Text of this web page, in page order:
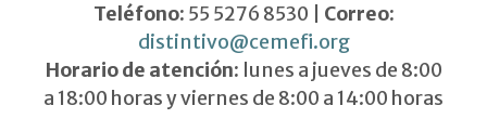
Teléfono: 55 5276 8530 | Correo:
distintivo@cemefi.org
Horario de atención: lunes a jueves de 8:00
a 18:00 horas y viernes de 8:00 a 14:00 horas